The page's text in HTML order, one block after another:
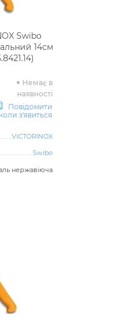
Swibo
14см
Немає в
наявності
Повідомити
коли з'явиться
VICTORINOX
Swibo
нержавіюча